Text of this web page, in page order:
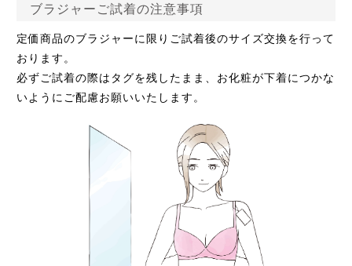
ブラジャーご試着の注意事項
定価商品のブラジャーに限りご試着後のサイズ交換を行って
おります。
必ずご試着の際はタグを残したまま、お化粧が下着につかな
いようにご配慮お願いいたします。